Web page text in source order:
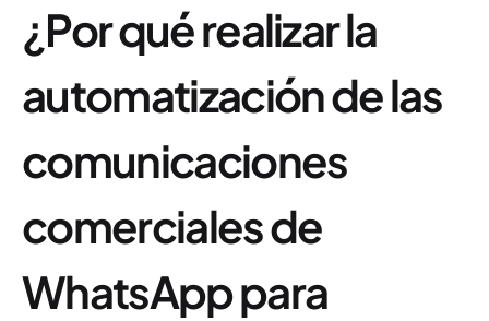
¿Por qué realizar la
automatización de las
comunicaciones
comerciales de
WhatsApp para